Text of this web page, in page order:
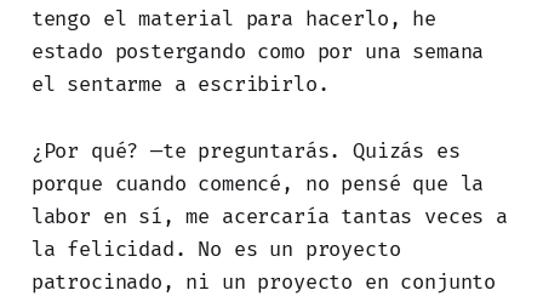
tengo el material para hacerlo, he
estado postergando como por una semana
el sentarme a escribirlo.
¿Por qué? —te preguntarás. Quizás es
porque cuando comencé, no pensé que la
labor en sí, me acercaría tantas veces a
la felicidad. No es un proyecto
patrocinado, ni un proyecto en conjunto